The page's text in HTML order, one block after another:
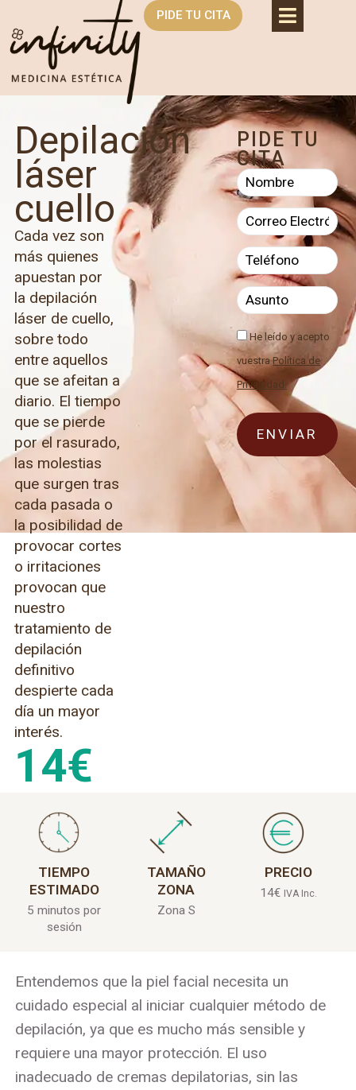
PIDE TU CITA
Depilación
láser
cuello
Cada vez son
más quienes
apuestan por
la depilación
láser de cuello,
sobre todo
entre aquellos
que se afeitan a
diario. El tiempo
que se pierde
por el rasurado,
las molestias
que surgen tras
cada pasada o
la posibilidad de
provocar cortes
o irritaciones
provocan que
nuestro
tratamiento de
depilación
definitivo
despierte cada
día un mayor
interés.
14€
PIDE TU
CITA
He leído y acepto
vuestraPolítica de
Privacidad.
TIEMPO
ESTIMADO
5 minutos por
sesión
TAMAÑO
ZONA
Zona S
PRECIO
14€ IVA Inc.
Entendemos que la piel facial necesita un
cuidado especial al iniciar cualquier método de
depilación, ya que es mucho más sensible y
requiere una mayor protección. El uso
inadecuado de cremas depilatorias, sin las